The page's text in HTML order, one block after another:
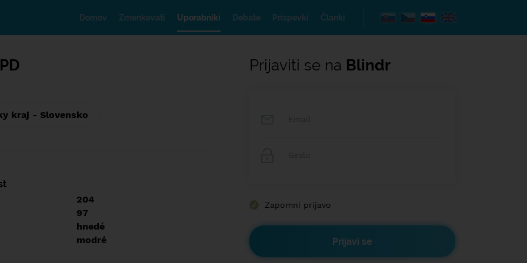
Domov Zmenkovati Uporabniki Debate Prispevki Članki
kraj - Slovensko
204
97
hnedé
modré
Prijaviti se na Blindr
Zapomni prijavo